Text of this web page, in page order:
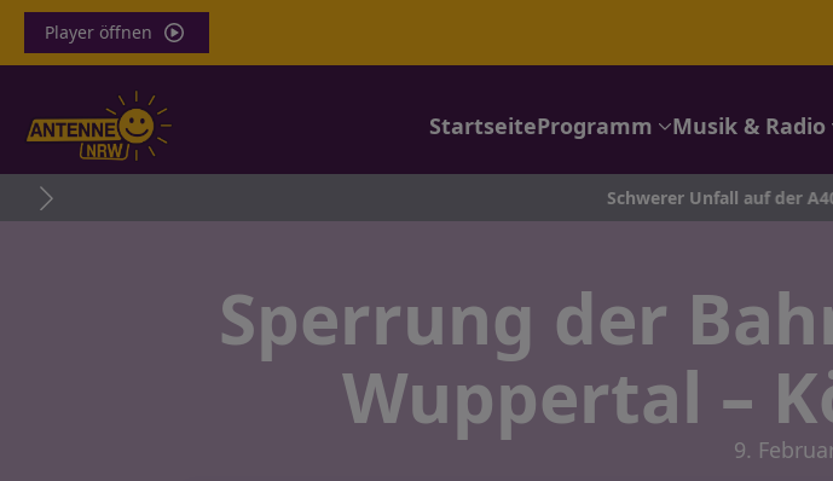
Player öffnen
StartseiteProgramm Musik & Radio
Schwerer Unfall auf der A40 bei
Sperrung der
Wuppertal –
9.